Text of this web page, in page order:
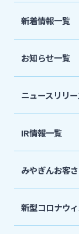
法人・個人
宮崎銀行に
ニュースリ
採用情報
お問い合わ
新着情報一覧
お知らせ一覧
ニュースリリ
IR情報一覧
みやぎんお客
新型コロナウ